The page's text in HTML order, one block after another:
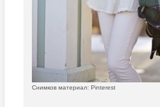
Снимков материал: Pinterest